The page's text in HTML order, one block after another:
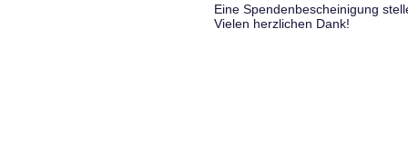
Eine Spendenbescheinigung
Vielen herzlichen Dank!